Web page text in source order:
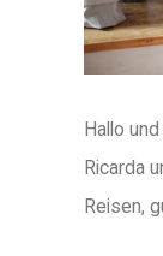
Hallo
Ricarda
Reisen,